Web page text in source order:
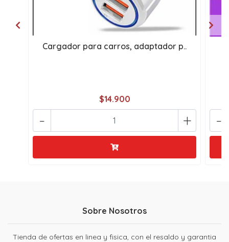
Cargador para carros, adaptador p..
$14.900
+
- -
Sobre Nosotros
Tienda de ofertas en linea y fisica, con el resaldo y garantia